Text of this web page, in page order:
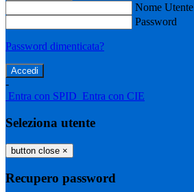
Nome Utente
Password
Password dimenticata?
-
Entra con SPID Entra con CIE
Seleziona utente
button close ×
Recupero password